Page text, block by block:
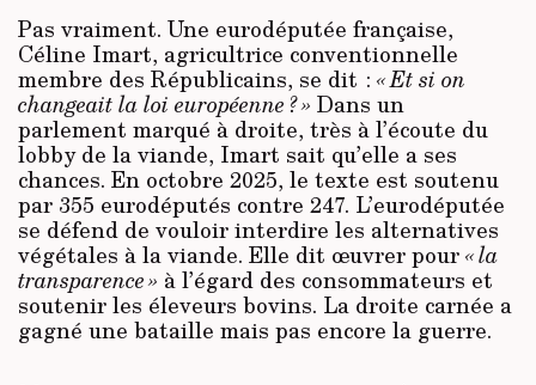
Pas vraiment. Une eurodéputée française,
Céline Imart, agricultrice conventionnelle
membre des Républicains, se dit : « Et si on
changeait la loi européenne ? » Dans un
parlement marqué à droite, très à l’écoute du
lobby de la viande, Imart sait qu’elle a ses
chances. En octobre 2025, le texte est soutenu
par 355 eurodéputés contre 247. L’eurodéputée
se défend de vouloir interdire les alternatives
végétales à la viande. Elle dit œuvrer pour« la
transparence » à l’égard des consommateurs et
soutenir les éleveurs bovins. La droite carnée a
gagné une bataille mais pas encore la guerre.